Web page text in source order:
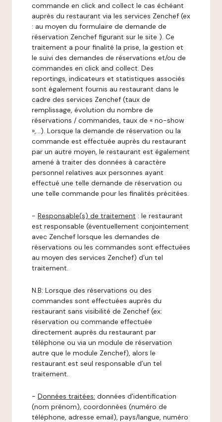
commande en click and collect le cas échéant
auprès du restaurant via les services Zenchef (ex
: au moyen du formulaire de demande de
réservation Zenchef figurant sur le site ). Ce
traitement a pour finalité la prise, la gestion et
le suivi des demandes de réservations et/ou de
commandes en click and collect. Des
reportings, indicateurs et statistiques associés
sont également fournis au restaurant dans le
cadre des services Zenchef (taux de
remplissage, évolution du nombre de
réservations / commandes, taux de « no-show
»,…). Lorsque la demande de réservation ou la
commande est effectuée auprès du restaurant
par un autre moyen, le restaurant est également
amené à traiter des données à caractère
personnel relatives aux personnes ayant
effectué une telle demande de réservation ou
une telle commande pour les finalités précitées.
- Responsable(s) de traitement : le restaurant
est responsable (éventuellement conjointement
avec Zenchef lorsque les demandes de
réservations ou les commandes sont effectuées
au moyen des services Zenchef) d’un tel
traitement.
N.B: Lorsque des réservations ou des
commandes sont effectuées auprès du
restaurant sans visibilité de Zenchef (ex:
réservation ou commande effectuée
directement auprès du restaurant par
téléphone ou via un module de réservation
autre que le module Zenchef), alors le
restaurant est seul responsable d’un tel
traitement.
- Données traitées: données d'identification
(nom prénom), coordonnées (numéro de
téléphone, adresse email), pays/langue, numéro